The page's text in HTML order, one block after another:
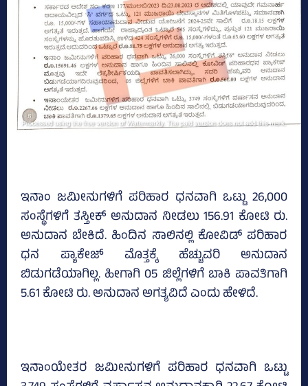
ಇನಾಂ ಜಮೀನುಗಳಿಗೆ ಪರಿಹಾರ ಧನವಾಗಿ ಒಟ್ಟು 26,000
ಸಂಸ್ಥೆಗಳಿಗೆ ತಸ್ತೀಕ್‌ ಅನುದಾನ ನೀಡಲು 156.91 ಕೋಟಿ ರು.
ಅನುದಾನ ಬೇಕಿದೆ. ಹಿಂದಿನ ಸಾಲಿನಲ್ಲಿ ಕೋವಿಡ್‌ ಪರಿಹಾರ
ಧನ ಪ್ಯಾಕೇಜ್‌ ಮೊತ್ತಕ್ಕೆ ಹೆಚ್ಚುವರಿ ಅನುದಾನ
ಬಿಡುಗಡೆಯಾಗಿಲ್ಲ. ಹೀಗಾಗಿ 05 ಜಿಲ್ಲೆಗಳಿಗೆ ಬಾಕಿ ಪಾವತಿಗಾಗಿ
5.61 ಕೋಟಿ ರು. ಅನುದಾನ ಅಗತ್ಯವಿದೆ ಎಂದು ಹೇಳಿದೆ.
ಇನಾಂಯೇತರ ಜಮೀನುಗಳಿಗೆ ಪರಿಹಾರ ಧನವಾಗಿ ಒಟ್ಟು